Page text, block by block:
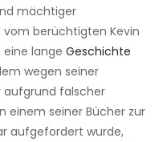
mächtiger
vom berüchtigten Kevin
lange Geschichte
wegen seiner
aufgrund falscher
einem seiner Bücher zur
aufgefordert wurde,